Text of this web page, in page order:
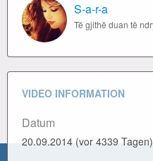
S-a-r-a
Të gjithë duan të ndryshojnë botën, por askush nuk
VIDEO INFORMATION
Datum
20.09.2014 (vor 4339 Tagen)